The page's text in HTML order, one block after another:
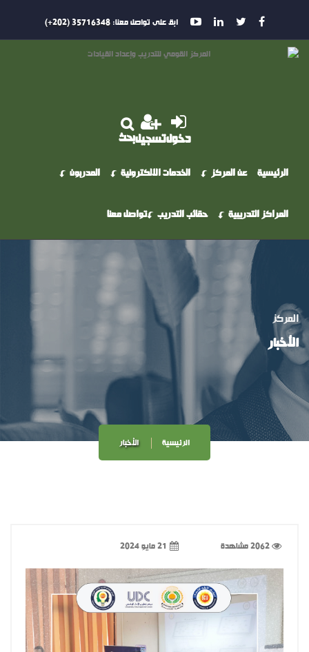
ابق على تواصل معنا:35716348 (202+)
دخولتسجيلبحث
الرئيسية عن المركز الخدمات الالكترونية المدربون
المراكز التدريبية حقائب التدريب تواصل معنا
المركز
الأخبار
الرئيسية الأخبار
2062 مشاهدة 21 مايو 2024